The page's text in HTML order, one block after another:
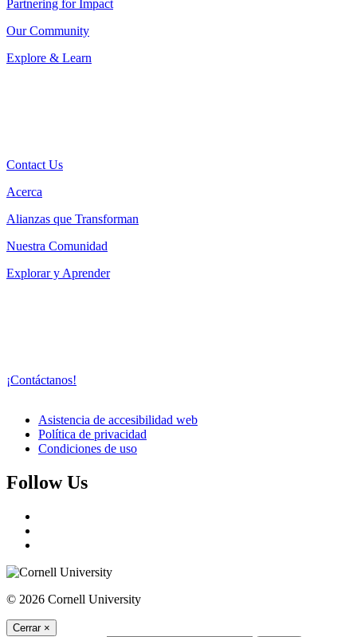
Partnering for Impact
Our Community
Explore & Learn
Contact Us
Acerca
Alianzas que Transforman
Nuestra Comunidad
Explorar y Aprender
¡Contáctanos!
Asistencia de accesibilidad web
Política de privacidad
Condiciones de uso
Follow Us
© 2026 Cornell University
Cerrar ×